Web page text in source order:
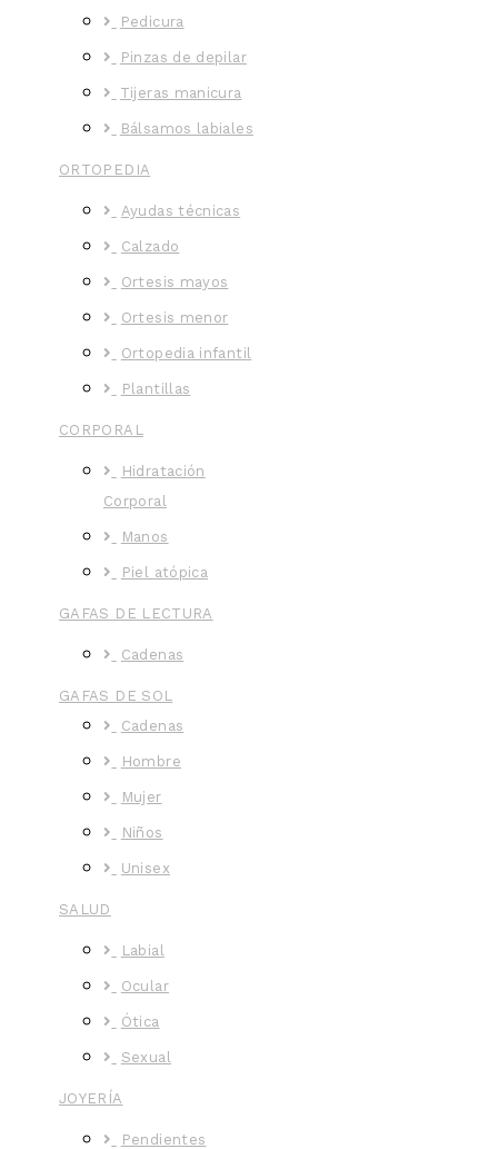
Pedicura
Pinzas de depilar
Tijeras manicura
Bálsamos labiales
ORTOPEDIA
Ayudas técnicas
Calzado
Ortesis mayos
Ortesis menor
Ortopedia infantil
Plantillas
CORPORAL
Hidratación
Corporal
Manos
Piel atópica
GAFAS DE LECTURA
Cadenas
GAFAS DE SOL
Cadenas
Hombre
Mujer
Niños
Unisex
SALUD
Labial
Ocular
Ótica
Sexual
JOYERÍA
Pendientes